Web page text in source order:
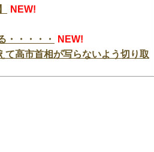
NEW!
・・・・・
NEW!
て高市首相が写らないよう切り取
←コレマジならヤバくねーか？